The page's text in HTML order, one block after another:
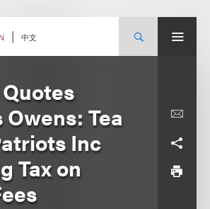
中文
Tea
Inc
Tax on